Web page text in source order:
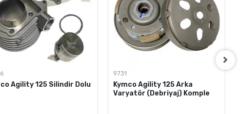
Agility 125 Silindir Dolu
9731
Kymco Agility 125 Arka
Varyatör (Debriyaj) Komple